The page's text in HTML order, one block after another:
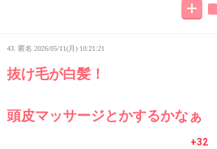
43. 匿名 2026/05/11(月) 10:21:21
抜け毛が白髪！
頭皮マッサージとかするかなぁ
+32